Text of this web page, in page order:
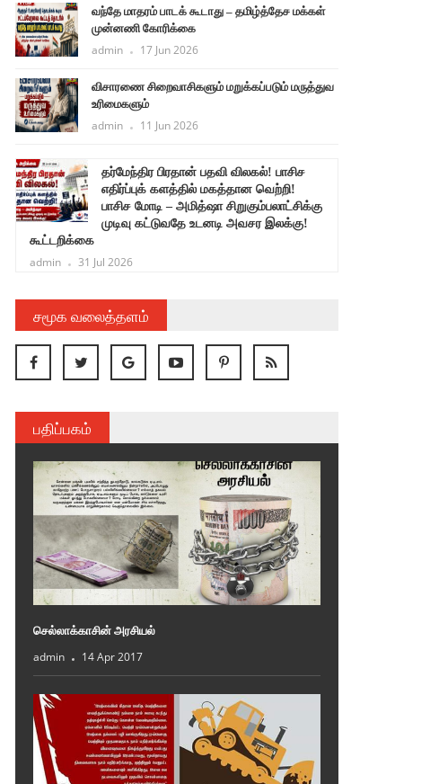
வந்தே மாதரம் பாடக் கூடாது – தமிழ்த்தேச மக்கள்
முன்னணி கோரிக்கை
admin 17 Jun 2026
விசாரணை சிறைவாசிகளும் மறுக்கப்படும் மருத்துவ
உரிமைகளும்
admin 11 Jun 2026
சிங்கம்போல் சிலிர்த்தெழுந்த கரப்பான்
பூச்சிகள்! அஞ்சிய அஸ்வமேத யாகக்
கும்பல்!
admin 25 Jul 2026
சமூக வலைத்தளம்
பதிப்பகம்
செல்லாக்காசின் அரசியல்
admin 14 Apr 2017